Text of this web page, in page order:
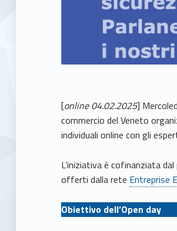
[online 04.02.2025]
commercio del Veneto
individuali online con gli
L’iniziativa è cofinanziata
offerti dalla rete Entreprise
Obiettivo dell’Open day